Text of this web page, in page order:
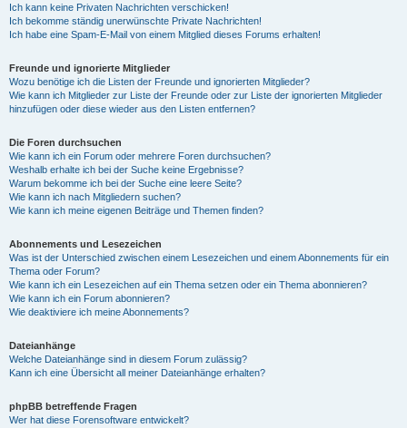
Ich kann keine Privaten Nachrichten verschicken!
Ich bekomme ständig unerwünschte Private Nachrichten!
Ich habe eine Spam-E-Mail von einem Mitglied dieses Forums erhalten!
Freunde und ignorierte Mitglieder
Wozu benötige ich die Listen der Freunde und ignorierten Mitglieder?
Wie kann ich Mitglieder zur Liste der Freunde oder zur Liste der ignorierten Mitglieder
hinzufügen oder diese wieder aus den Listen entfernen?
Die Foren durchsuchen
Wie kann ich ein Forum oder mehrere Foren durchsuchen?
Weshalb erhalte ich bei der Suche keine Ergebnisse?
Warum bekomme ich bei der Suche eine leere Seite?
Wie kann ich nach Mitgliedern suchen?
Wie kann ich meine eigenen Beiträge und Themen finden?
Abonnements und Lesezeichen
Was ist der Unterschied zwischen einem Lesezeichen und einem Abonnements für ein
Thema oder Forum?
Wie kann ich ein Lesezeichen auf ein Thema setzen oder ein Thema abonnieren?
Wie kann ich ein Forum abonnieren?
Wie deaktiviere ich meine Abonnements?
Dateianhänge
Welche Dateianhänge sind in diesem Forum zulässig?
Kann ich eine Übersicht all meiner Dateianhänge erhalten?
phpBB betreffende Fragen
Wer hat diese Forensoftware entwickelt?